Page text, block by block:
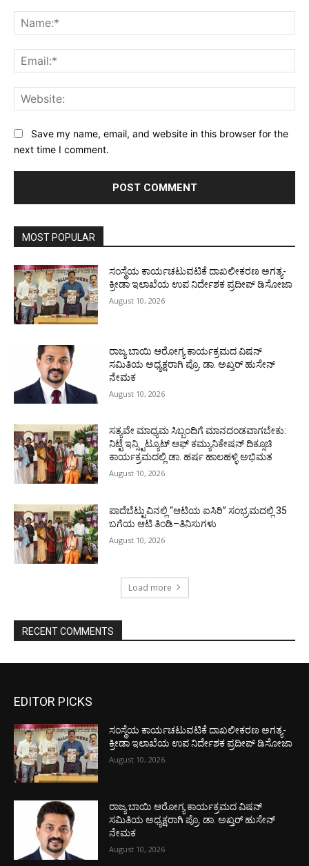
Save my name, email, and website in this browser for the
next time I comment.
MOST POPULAR
ಸಂಸ್ಥೆಯ ಕಾರ್ಯಚಟುವಟಿಕೆ ದಾಖಲೀಕರಣ ಅಗತ್ಯ-
ಕ್ರೀಡಾ ಇಲಾಖೆಯ ಉಪ ನಿರ್ದೇಶಕ ಪ್ರದೀಪ್ ಡಿಸೋಜಾ
August 10, 2026
ರಾಜ್ಯ ಬಾಯಿ ಆರೋಗ್ಯ ಕಾರ್ಯಕ್ರಮದ ವಿಷನ್
ಸಮಿತಿಯ ಅಧ್ಯಕ್ಷರಾಗಿ ಪ್ರೊ. ಡಾ. ಅಖ್ತರ್ ಹುಸೇನ್
ನೇಮಕ
August 10, 2026
ಸತ್ಯವೇ ಮಾಧ್ಯಮ ಸಿಬ್ಬಂದಿಗೆ ಮಾನದಂಡವಾಗಬೇಕು:
ನಿಟ್ಟೆ ಇನ್ಸ್ಟಿಟ್ಯೂಟ್ ಆಫ್ ಕಮ್ಯುನಿಕೇಷನ್ ದಿಕ್ಸೂಚಿ
ಕಾರ್ಯಕ್ರಮದಲ್ಲಿ ಡಾ. ಹರ್ಷ ಹಾಲಹಳ್ಳಿ ಅಭಿಮತ
August 10, 2026
ಪಾದೆಬೆಟ್ಟುವಿನಲ್ಲಿ “ಆಟಿಯ ಐಸಿರಿ’’ ಸಂಭ್ರಮದಲ್ಲಿ 35
ಬಗೆಯ ಆಟಿ ತಿಂಡಿ–ತಿನಿಸುಗಳು
August 10, 2026
Load more
RECENT COMMENTS
EDITOR PICKS
ಸಂಸ್ಥೆಯ ಕಾರ್ಯಚಟುವಟಿಕೆ ದಾಖಲೀಕರಣ ಅಗತ್ಯ-
ಕ್ರೀಡಾ ಇಲಾಖೆಯ ಉಪ ನಿರ್ದೇಶಕ ಪ್ರದೀಪ್ ಡಿಸೋಜಾ
August 10, 2026
ರಾಜ್ಯ ಬಾಯಿ ಆರೋಗ್ಯ ಕಾರ್ಯಕ್ರಮದ ವಿಷನ್
ಸಮಿತಿಯ ಅಧ್ಯಕ್ಷರಾಗಿ ಪ್ರೊ. ಡಾ. ಅಖ್ತರ್ ಹುಸೇನ್
ನೇಮಕ
August 10, 2026